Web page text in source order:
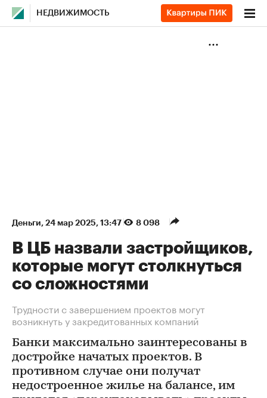
НЕДВИЖИМОСТЬ
Деньги⁠, 24 мар 2025, 13:47 8 098
В ЦБ назвали застройщиков,
которые могут столкнуться
со сложностями
Трудности с завершением проектов могут
возникнуть у закредитованных компаний
Банки максимально заинтересованы в
достройке начатых проектов. В
противном случае они получат
недостроенное жилье на балансе, им